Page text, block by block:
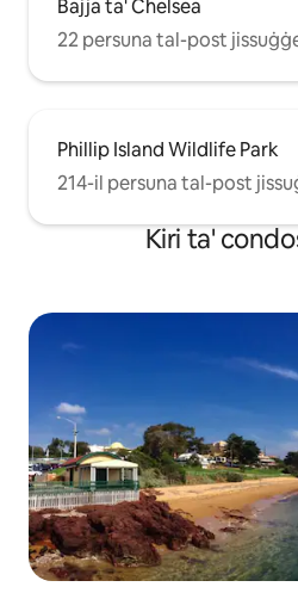
Bajja ta' Chelsea
22 persuna tal-post
Phillip Island Wildlife Park
214-il persuna tal-post
Kiri ta'